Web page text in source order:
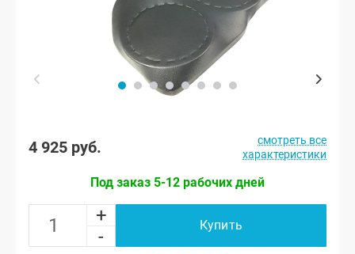
4 925 руб.
смотреть все
характеристики
Под заказ 5-12 рабочих дней
+
-
Купить